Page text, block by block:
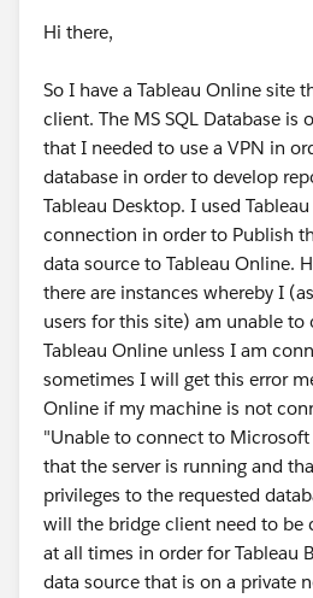
Hi there,
So I have a Tableau Online site
client. The MS SQL Database is
that I needed to use a VPN in
database in order to develop
Tableau Desktop. I used
connection in order to Publish
data source to Tableau Online.
there are instances whereby I
users for this site) am unable
Tableau Online unless I am
sometimes I will get this error
Online if my machine is not
"Unable to connect to Microsoft
that the server is running and
privileges to the requested
will the bridge client need to be
at all times in order for Tableau
data source that is on a private